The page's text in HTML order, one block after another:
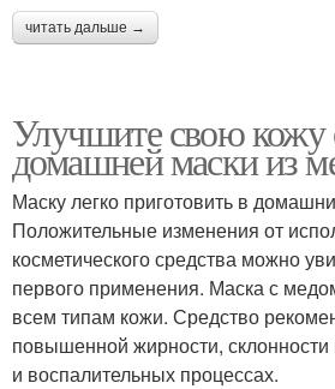
читать дальше →
Улучшите свою
домашней маски из
Маску легко приготовить в
Положительные изменения от
косметического средства можно
первого применения. Маска с
всем типам кожи. Средство
повышенной жирности, склонности
и воспалительных процессах.